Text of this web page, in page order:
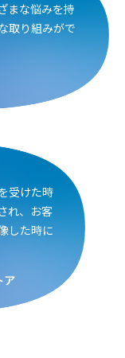
まな悩みを持
取り組みがで
受けた時
れ、お客
した時に
ア